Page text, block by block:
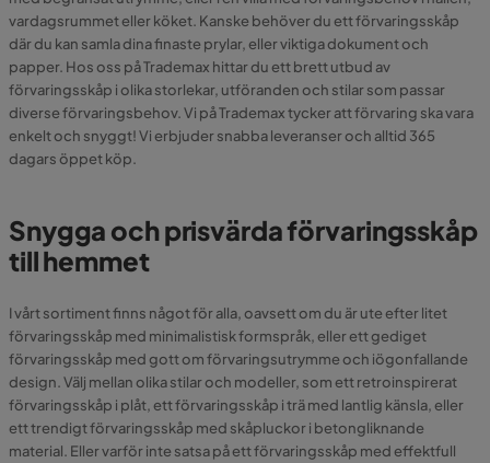
vardagsrummet eller köket. Kanske behöver du ett förvaringsskåp
där du kan samla dina finaste prylar, eller viktiga dokument och
papper. Hos oss på Trademax hittar du ett brett utbud av
förvaringsskåp i olika storlekar, utföranden och stilar som passar
diverse förvaringsbehov. Vi på Trademax tycker att förvaring ska vara
enkelt och snyggt! Vi erbjuder snabba leveranser och alltid 365
dagars öppet köp.
Snygga och prisvärda förvaringsskåp
till hemmet
I vårt sortiment finns något för alla, oavsett om du är ute efter litet
förvaringsskåp med minimalistisk formspråk, eller ett gediget
förvaringsskåp med gott om förvaringsutrymme och iögonfallande
design. Välj mellan olika stilar och modeller, som ett retroinspirerat
förvaringsskåp i plåt, ett förvaringsskåp i trä med lantlig känsla, eller
ett trendigt förvaringsskåp med skåpluckor i betongliknande
material. Eller varför inte satsa på ett förvaringsskåp med effektfull